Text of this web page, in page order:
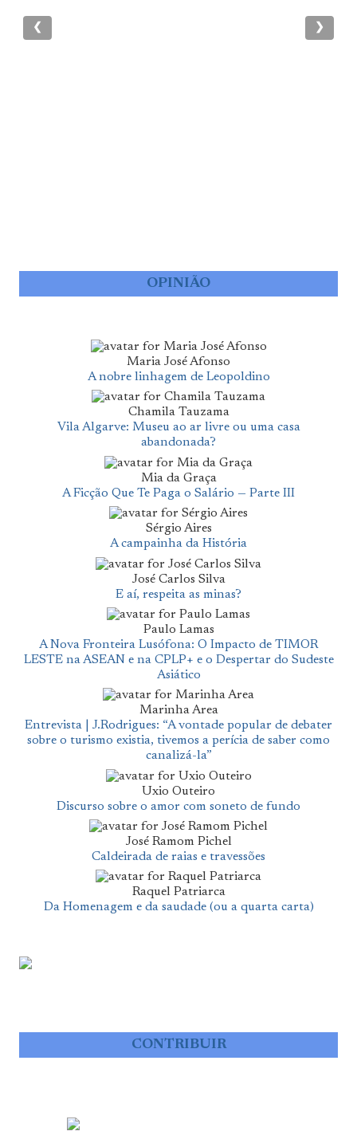
❮ ❯
OPINIÃO
Maria José Afonso
A nobre linhagem de Leopoldino
Chamila Tauzama
Vila Algarve: Museu ao ar livre ou uma casa
abandonada?
Mia da Graça
A Ficção Que Te Paga o Salário — Parte III
Sérgio Aires
A campainha da História
José Carlos Silva
E aí, respeita as minas?
Paulo Lamas
A Nova Fronteira Lusófona: O Impacto de TIMOR
LESTE na ASEAN e na CPLP+ e o Despertar do Sudeste
Asiático
Marinha Area
Entrevista | J.Rodrigues: “A vontade popular de debater
sobre o turismo existia, tivemos a perícia de saber como
canalizá-la”
Uxio Outeiro
Discurso sobre o amor com soneto de fundo
José Ramom Pichel
Caldeirada de raias e travessões
Raquel Patriarca
Da Homenagem e da saudade (ou a quarta carta)
CONTRIBUIR